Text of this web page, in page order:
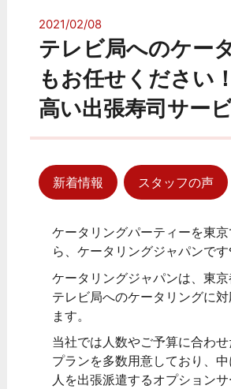
2021/02/08
テレビ局へのケー
もお任せください
高い出張寿司サー
新着情報 スタッフの声
ケータリングパーティーを東
ケータリングジャパンは、東
テレビ局へのケータリングに対
ます。
当社では人数やご予算に合わ
プランを多数用意しており、
人を出張派遣するオプション